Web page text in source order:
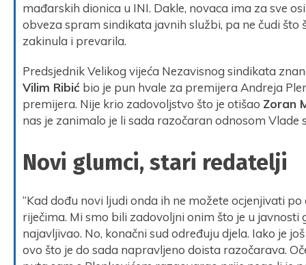
mađarskih dionica u INI. Dakle, novaca ima za sve
obveza spram sindikata javnih službi, pa ne čudi što
zakinula i prevarila.
Predsjednik Velikog vijeća Nezavisnog sindikata
Vilim Ribić bio je pun hvale za premijera Andreja
premijera. Nije krio zadovoljstvo što je otišao Zoran
nas je zanimalo je li sada razočaran odnosom Vlade
Novi glumci, stari redatelji
“Kad dođu novi ljudi onda ih ne možete ocjenjivati
riječima. Mi smo bili zadovoljni onim što je u javnosti
najavljivao. No, konačni sud određuju djela. Iako je
ovo što je do sada napravljeno doista razočarava.